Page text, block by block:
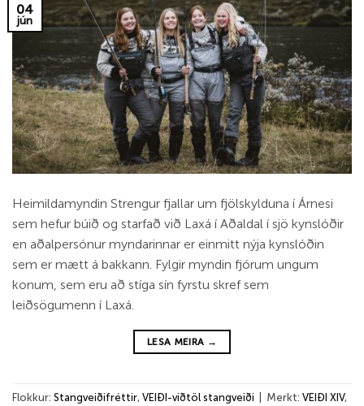
04
jún
Heimildamyndin Strengur fjallar um fjölskylduna í Árnesi
sem hefur búið og starfað við Laxá í Aðaldal í sjö kynslóðir
en aðalpersónur myndarinnar er einmitt nýja kynslóðin
sem er mætt á bakkann. Fylgir myndin fjórum ungum
konum, sem eru að stíga sín fyrstu skref sem
leiðsögumenn í Laxá.
LESA MEIRA →
Flokkur: Stangveiðifréttir, VEIÐI-viðtöl stangveiði Merkt: VEIÐI XIV,